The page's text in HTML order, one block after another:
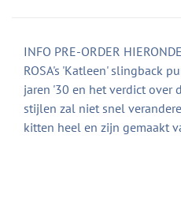
INFO PRE-ORDER
ROSA's 'Katleen' slingback
jaren '30 en het verdict over
stijlen zal niet snel
kitten heel en zijn gemaakt